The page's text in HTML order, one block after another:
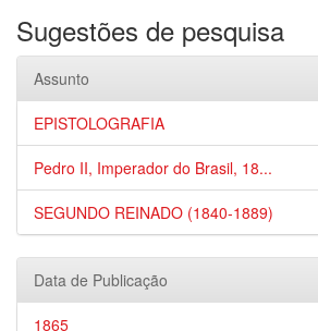
Sugestões de pesquisa
Assunto
EPISTOLOGRAFIA
Pedro II, Imperador do Brasil, 18...
SEGUNDO REINADO (1840-1889)
Data de Publicação
1865